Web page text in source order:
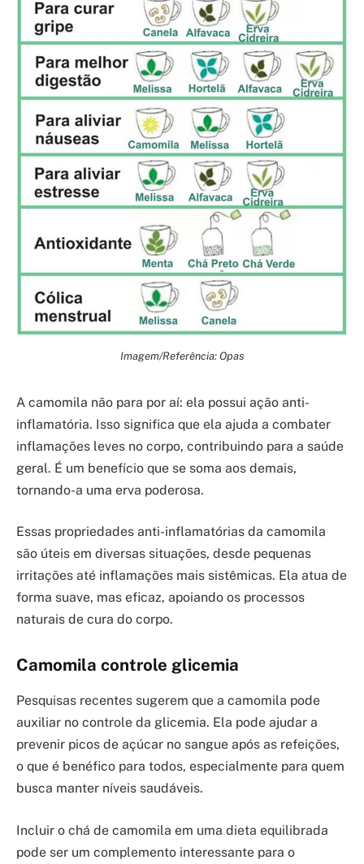
Imagem/Referência: Opas
A camomila não para por aí: ela possui ação anti-
inflamatória. Isso significa que ela ajuda a combater
inflamações leves no corpo, contribuindo para a saúde
geral. É um benefício que se soma aos demais,
tornando-a uma erva poderosa.
Essas propriedades anti-inflamatórias da camomila
são úteis em diversas situações, desde pequenas
irritações até inflamações mais sistêmicas. Ela atua de
forma suave, mas eficaz, apoiando os processos
naturais de cura do corpo.
Camomila controle glicemia
Pesquisas recentes sugerem que a camomila pode
auxiliar no controle da glicemia. Ela pode ajudar a
prevenir picos de açúcar no sangue após as refeições,
o que é benéfico para todos, especialmente para quem
busca manter níveis saudáveis.
Incluir o chá de camomila em uma dieta equilibrada
pode ser um complemento interessante para o